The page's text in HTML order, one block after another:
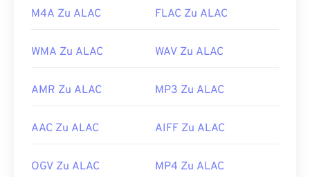
M4A Zu ALAC FLAC Zu ALAC
WMA Zu ALAC WAV Zu ALAC
AMR Zu ALAC MP3 Zu ALAC
AAC Zu ALAC AIFF Zu ALAC
OGV Zu ALAC MP4 Zu ALAC